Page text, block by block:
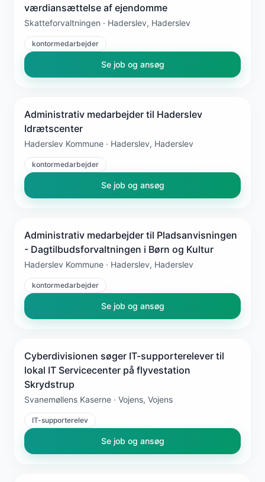
værdiansættelse af ejendomme
Skatteforvaltningen · Haderslev, Haderslev
kontormedarbejder
Se job og ansøg
Administrativ medarbejder til Haderslev
Idrætscenter
Haderslev Kommune · Haderslev, Haderslev
kontormedarbejder
Se job og ansøg
Administrativ medarbejder til Pladsanvisningen
- Dagtilbudsforvaltningen i Børn og Kultur
Haderslev Kommune · Haderslev, Haderslev
kontormedarbejder
Se job og ansøg
Cyberdivisionen søger IT-supporterelever til
lokal IT Servicecenter på flyvestation
Skrydstrup
Svanemøllens Kaserne · Vojens, Vojens
IT-supporterelev
Se job og ansøg